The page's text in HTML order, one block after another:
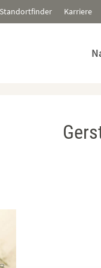
Standortfinder Karriere